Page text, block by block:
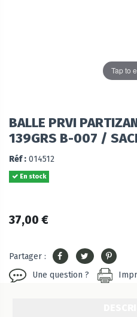
Tap to
BALLE PRVI
139GRS B-007 /
Réf : 014512
En stock
37,00 €
Partager :
Une question ?